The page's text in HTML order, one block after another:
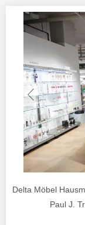
Delta Möbel
Paul J.